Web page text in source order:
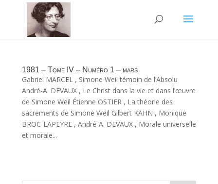
1981 – Tome IV – Numéro 1 – mars
Gabriel MARCEL , Simone Weil témoin de l’Absolu
André-A. DEVAUX , Le Christ dans la vie et dans l’œuvre
de Simone Weil Étienne OSTIER , La théorie des
sacrements de Simone Weil Gilbert KAHN , Monique
BROC-LAPEYRE , André-A. DEVAUX , Morale universelle
et morale...